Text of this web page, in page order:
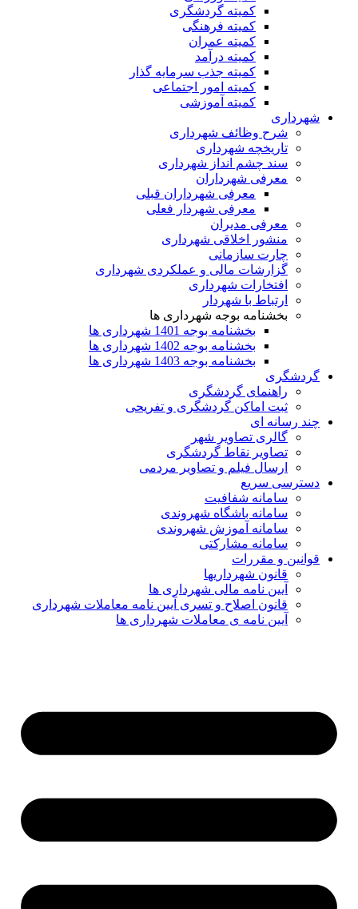
کمیته گردشگری
کمیته فرهنگی
کمیته عمران
کمیته درآمد
کمیته جذب سرمایه گذار
کمیته امور اجتماعی
کمیته آموزشی
شهرداری
شرح وظائف شهرداری
تاریخچه شهرداری
سند چشم انداز شهرداری
معرفی شهرداران
معرفی شهرداران قبلی
معرفی شهردار فعلی
معرفی مدیران
منشور اخلاقی شهرداری
چارت سازمانی
گزارشات مالی و عملکردی شهرداری
افتخارات شهرداری
ارتباط با شهردار
بخشنامه بوجه شهرداری ها
بخشنامه بوجه 1401 شهرداری ها
بخشنامه بوجه 1402 شهرداری ها
بخشنامه بوجه 1403 شهرداری ها
گردشگری
راهنمای گردشگری
ثبت اماکن گردشگری و تفریحی
چند رسانه ای
گالری تصاویر شهر
تصاویر نقاط گردشگری
ارسال فیلم و تصاویر مردمی
دسترسی سریع
سامانه شفافیت
سامانه باشگاه شهروندی
سامانه آموزش شهروندی
سامانه مشارکتی
قوانین و مقررات
قانون شهرداریها
آیین نامه مالی شهرداری ها
قانون اصلاح و تسری آیین نامه معاملات شهرداری
آیین نامه ی معاملات شهرداری ها